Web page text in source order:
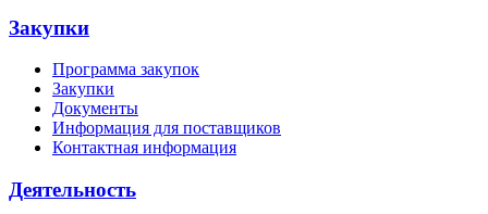
Закупки
Программа закупок
Закупки
Документы
Информация для поставщиков
Контактная информация
Деятельность